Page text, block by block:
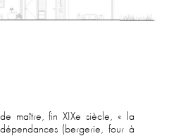
maître, fin XIXe siècle, « la
(bergerie, four à